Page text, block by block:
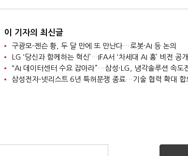
이 기자의 최신글
구광모-젠슨 황, 두 달 만에 또 만난다…로봇·AI 등 논의
LG ‘당신과 함께하는 혁신’…IFA서 ‘차세대 AI 홈’ 비전 공개
“AI 데이터센터 수요 잡아라”…삼성·LG, 냉각솔루션 속도
삼성전자-넷리스트 6년 특허분쟁 종료…기술 협력 확대 합